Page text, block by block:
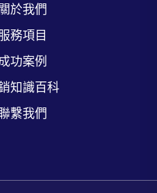
於我們
務項目
功案例
知識百科
繫我們